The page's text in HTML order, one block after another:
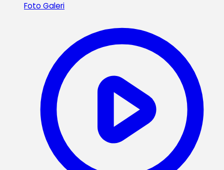
Foto Galeri